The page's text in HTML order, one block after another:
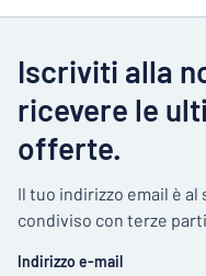
Iscriviti alla
ricevere le
offerte.
Il tuo indirizzo email è al
condiviso con terze
Indirizzo e-mail